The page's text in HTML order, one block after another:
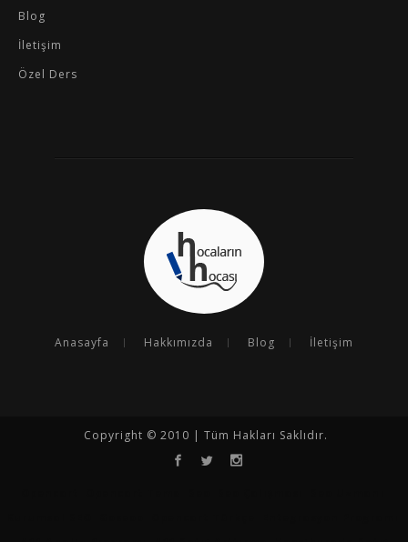
Blog
İletişim
Özel Ders
Anasayfa Hakkımızda Blog İletişim
Copyright © 2010 | Tüm Hakları Saklıdır.